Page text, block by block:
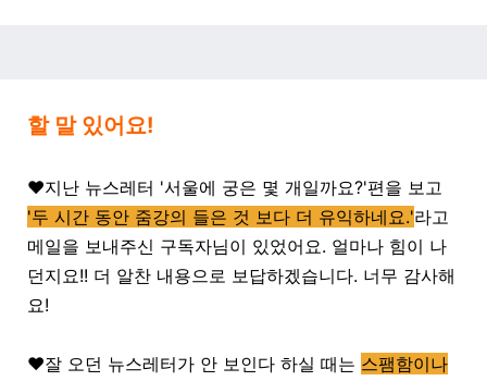
할 말 있어요!
❤️지난 뉴스레터 '서울에 궁은 몇 개일까요?'편을 보고
'두 시간 동안 줌강의 들은 것 보다 더 유익하네요.'라고
메일을 보내주신 구독자님이 있었어요. 얼마나 힘이 나
던지요!! 더 알찬 내용으로 보답하겠습니다. 너무 감사해
요!
❤️잘 오던 뉴스레터가 안 보인다 하실 때는 스팸함이나